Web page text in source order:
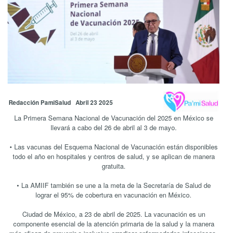
Redacción PamiSalud Abril 23 2025
La Primera Semana Nacional de Vacunación del 2025 en México se
llevará a cabo del 26 de abril al 3 de mayo.
• Las vacunas del Esquema Nacional de Vacunación están disponibles
todo el año en hospitales y centros de salud, y se aplican de manera
gratuita.
• La AMIIF también se une a la meta de la Secretaría de Salud de
lograr el 95% de cobertura en vacunación en México.
Ciudad de México, a 23 de abril de 2025. La vacunación es un
componente esencial de la atención primaria de la salud y la manera